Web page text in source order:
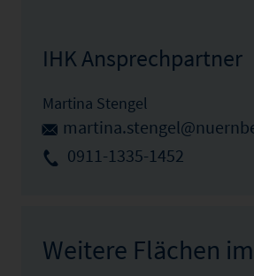
IHK Ansprechpartner
Martina Stengel
0911-1335-1452
Weitere Flächen im